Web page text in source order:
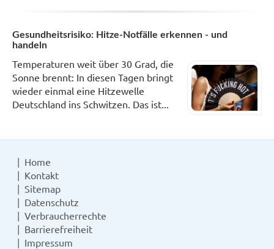
Gesundheitsrisiko: Hitze-Notfälle erkennen - und
handeln
Temperaturen weit über 30 Grad, die
Sonne brennt: In diesen Tagen bringt
wieder einmal eine Hitzewelle
Deutschland ins Schwitzen. Das ist...
Home
Kontakt
Sitemap
Datenschutz
Verbraucherrechte
Barrierefreiheit
Impressum